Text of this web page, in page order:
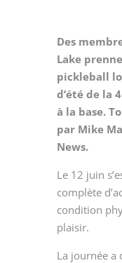
Des
Lake
pickleball
d’été de la
à la base.
par Mike
News.
Le 12 juin
complète
condition
plaisir.
La journée a